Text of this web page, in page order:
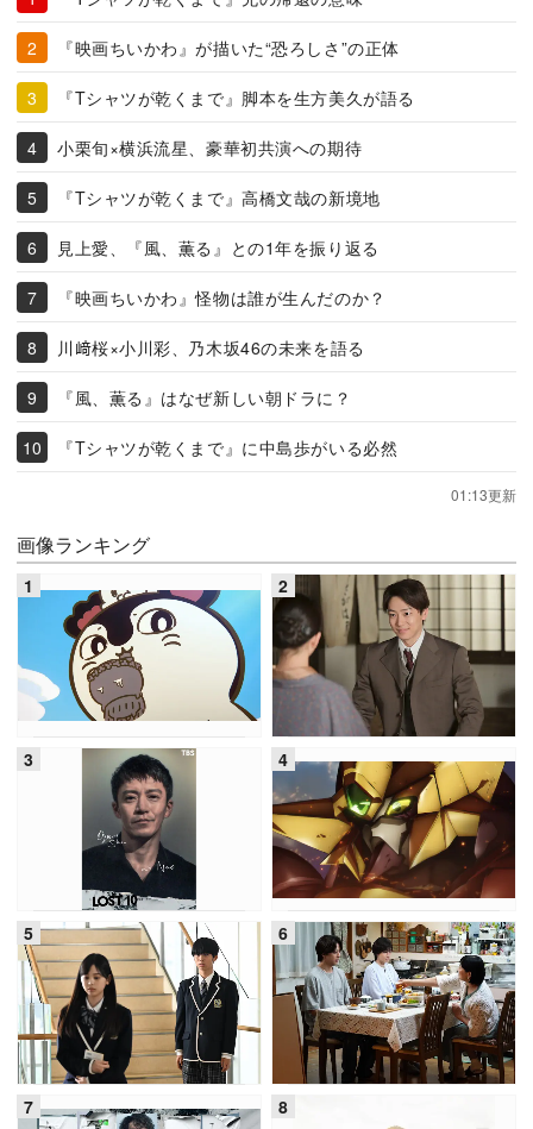
『映画ちいかわ』が描いた“恐ろしさ”の正体
『Tシャツが乾くまで』脚本を生方美久が語る
小栗旬×横浜流星、豪華初共演への期待
『Tシャツが乾くまで』高橋文哉の新境地
見上愛、『風、薫る』との1年を振り返る
『映画ちいかわ』怪物は誰が生んだのか？
川﨑桜×小川彩、乃木坂46の未来を語る
『風、薫る』はなぜ新しい朝ドラに？
『Tシャツが乾くまで』に中島歩がいる必然
01:13更新
画像ランキング